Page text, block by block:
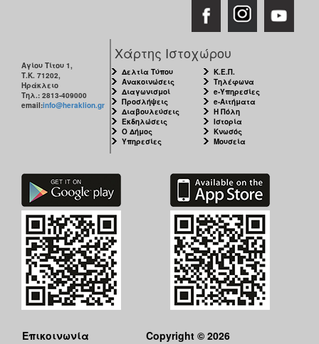
Αγίου Τίτου 1,
Τ.Κ. 71202,
Ηράκλειο
Τηλ.: 2813-409000
email:info@heraklion.gr
Χάρτης Ιστοχώρου
Δελτία Τύπου
Ανακοινώσεις
Διαγωνισμοί
Προσλήψεις
Διαβουλεύσεις
Εκδηλώσεις
Ο Δήμος
Υπηρεσίες
Κ.Ε.Π.
Τηλέφωνα
e-Υπηρεσίες
e-Αιτήματα
Η Πόλη
Ιστορία
Κνωσός
Μουσεία
Επικοινωνία Copyright © 2026